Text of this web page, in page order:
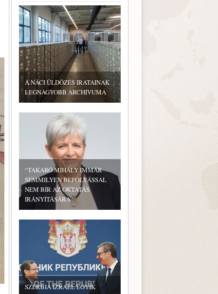
A NÁCI ÜLDÖZÉS IRATAINAK
LEGNAGYOBB ARCHÍVUMA
“TAKARÓ MIHÁLY IMMÁR
SEMMILYEN BEFOLYÁSSAL
NEM BÍR AZ OKTATÁS
IRÁNYÍTÁSÁRA”
SZERBIA IZRAEL EGYIK